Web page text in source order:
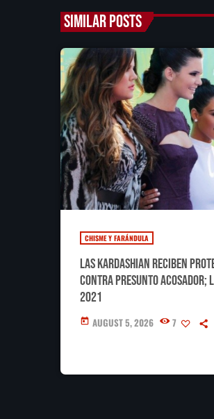
SIMILAR POSTS
CHISME Y FARÁNDULA
Las Kardashian reciben
contra presunto acosador;
2021
today AUGUST 5, 2026 7